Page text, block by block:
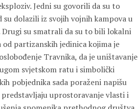
Jedni su govorili da su to
dolazili iz svojih vojnih kampova u
su smatrali da su to bili lokalni
partizanskih jedinica kojima je
Travnika, da je uništavanje
svjetskom ratu i simbolički
pobjednika sada poraženi napišu
uprostoravanje vlasti i